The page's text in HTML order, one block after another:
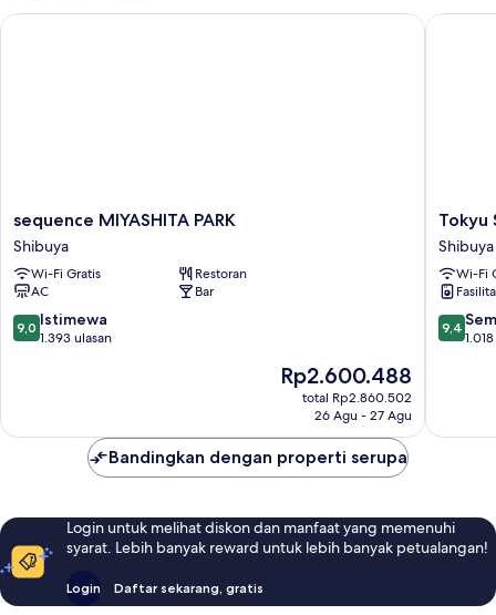
(Terrace
sequence
MIYASHITA
PARK
Shibuya
sequence MIYASHITA PARK
Shibuya
Wi-Fi Gratis
Restoran
AC
Bar
9.0
dari
9,0 Istimewa
1.393 ulasan
Harga
sekarang
Rp2.600.488
Rp2.600.488
total Rp2.860.502
26 Agu - 27 Agu
sequence MIYASHITA PARK
Tokyu
Stay
Shibuya
Shibuya
Tokyu
Shibuya
Wi-Fi
9.4
dari
9,4
Tokyu
Bandingkan dengan properti serupa
Login untuk melihat diskon dan manfaat yang memenuhi
syarat. Lebih banyak reward untuk lebih banyak petualangan!
Login Daftar sekarang, gratis